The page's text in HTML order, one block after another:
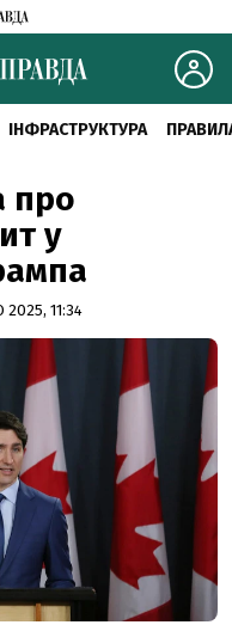
ІНФРАСТРУКТУРА
про
у
11:34